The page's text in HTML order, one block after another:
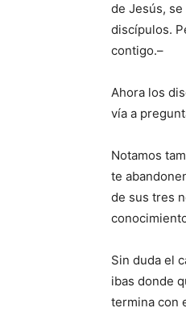
de Jesús,
discípulos.
contigo.–
Ahora los
vía a
Notamos
te
de sus tres
Sin duda el
ibas donde
termina con